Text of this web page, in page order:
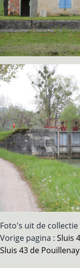
Foto's uit de
Vorige pagina : Sluis
Sluis 43 de